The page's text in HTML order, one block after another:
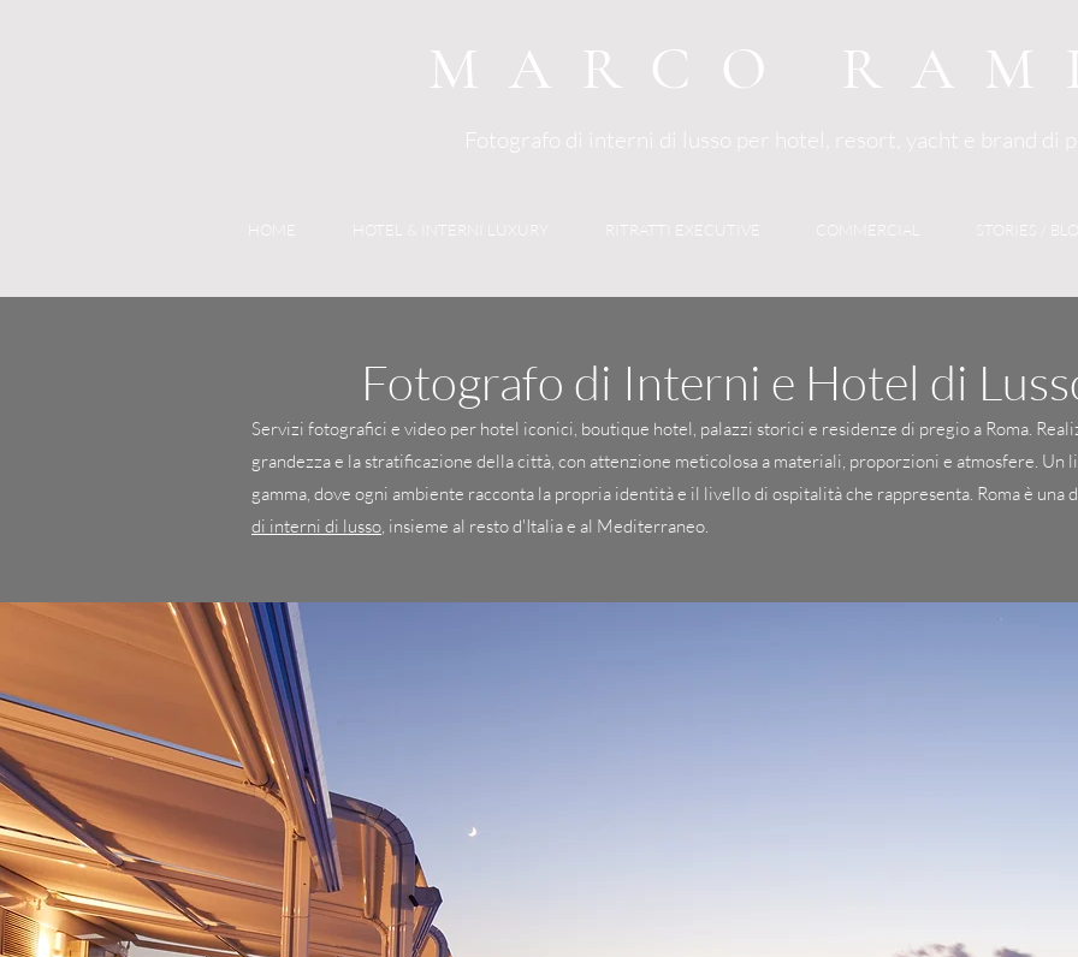
MARCO
Fotografo di interni di lusso per hotel, resort, yacht e brand di
HOME HOTEL & INTERNI LUXURY RITRATTI EXECUTIVE COMMERCIAL STORIES /
Fotografo di Interni e Hotel di
Servizi fotografici e video per hotel iconici, boutique hotel, palazzi storici e residenze di pregio a Roma.
grandezza e la stratificazione della città, con attenzione meticolosa a materiali, proporzioni e atmosfere. Un
gamma, dove ogni ambiente racconta la propria identità e il livello di ospitalità che rappresenta. Roma è
di interni di lusso, insieme al resto d'Italia e al Mediterraneo.